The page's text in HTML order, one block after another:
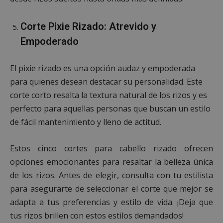
Corte Pixie Rizado: Atrevido y
Empoderado
El pixie rizado es una opción audaz y empoderada
para quienes desean destacar su personalidad. Este
corte corto resalta la textura natural de los rizos y es
perfecto para aquellas personas que buscan un estilo
de fácil mantenimiento y lleno de actitud.
Estos cinco cortes para cabello rizado ofrecen
opciones emocionantes para resaltar la belleza única
de los rizos. Antes de elegir, consulta con tu estilista
para asegurarte de seleccionar el corte que mejor se
adapta a tus preferencias y estilo de vida. ¡Deja que
tus rizos brillen con estos estilos demandados!
Cookies de preferencias
Cookies de funcionalidad
Las cookies estrictamente necesarias permiten la
funcionalidad principal del sitio web, como el
El sitio web no se puede utilizar correctamente sin
las cookies estrictamente necesarias.
Nombre
Proveedor
.x.com
56